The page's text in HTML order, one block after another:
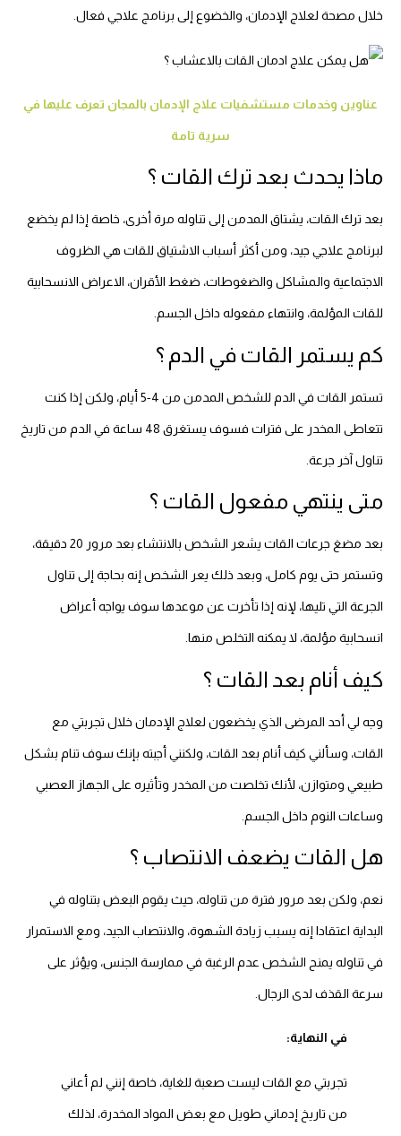
خلال مصحة لعلاج الإدمان، والخضوع إلى برنامج علاجي فعال.
عناوين وخدمات مستشفيات علاج الإدمان بالمجان تعرف عليها في
سرية تامة
ماذا يحدث بعد ترك القات ؟
بعد ترك القات، يشتاق المدمن إلى تناوله مرة أخرى، خاصة إذا لم يخضع
لبرنامج علاجي جيد، ومن أكثر أسباب الاشتياق للقات هي الظروف
الاجتماعية والمشاكل والضغوطات، ضغط الأقران، الاعراض الانسحابية
للقات المؤلمة، وانتهاء مفعوله داخل الجسم.
كم يستمر القات في الدم ؟
تستمر القات في الدم للشخص المدمن من 4-5 أيام، ولكن إذا كنت
تتعاطى المخدر على فترات فسوف يستغرق 48 ساعة في الدم من تاريخ
تناول آخر جرعة.
متى ينتهي مفعول القات ؟
بعد مضغ جرعات القات يشعر الشخص بالانتشاء بعد مرور 20 دقيقة،
وتستمر حتى يوم كامل، وبعد ذلك يعر الشخص إنه بحاجة إلى تناول
الجرعة التي تليها، لإنه إذا تأخرت عن موعدها سوف يواجه أعراض
انسحابية مؤلمة، لا يمكنه التخلص منها.
كيف أنام بعد القات ؟
وجه لي أحد المرضى الذي يخضعون لعلاج الإدمان خلال تجربتي مع
القات، وسألني كيف أنام بعد القات، ولكنني أجبته بإنك سوف تنام بشكل
طبيعي ومتوازن، لأنك تخلصت من المخدر وتأثيره على الجهاز العصبي
وساعات النوم داخل الجسم.
هل القات يضعف الانتصاب ؟
نعم، ولكن بعد مرور فترة من تناوله، حيث يقوم البعض بتناوله في
البداية اعتقادا إنه يسبب زيادة الشهوة، والانتصاب الجيد، ومع الاستمرار
في تناوله يمنح الشخص عدم الرغبة في ممارسة الجنس، ويؤثر على
سرعة القذف لدى الرجال.
في النهاية:
تجربتي مع القات ليست صعبة للغاية، خاصة إنني لم أعاني
من تاريخ إدماني طويل مع بعض المواد المخدرة، لذلك